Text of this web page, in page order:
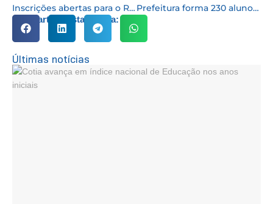
Inscrições abertas para o Revela Sudoeste 2026. Moradores de Cotia podem participar da seleção Prefeitura forma 230 alunos em cursos de capacitação profissional e fortalece oportunidades de geração de renda
Compartilhe esta notícia:
Últimas notícias